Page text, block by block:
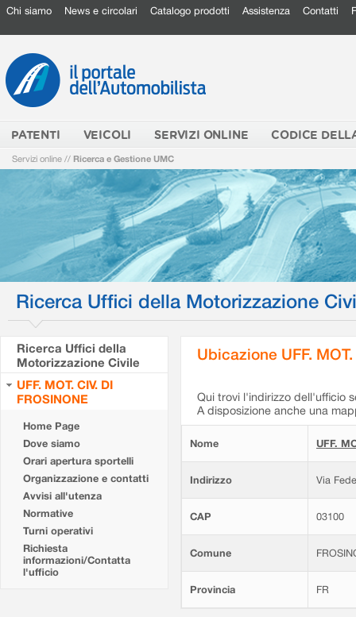
Chi siamo News e circolari Catalogo prodotti Assistenza Contatti
PATENTI VEICOLI SERVIZI ONLINE CODICE
Servizi online // Ricerca e Gestione UMC
Ricerca Uffici della Motorizzazione
Ricerca Uffici della
Motorizzazione Civile
UFF. MOT. CIV. DI
FROSINONE
Home Page
Dove siamo
Orari apertura sportelli
Organizzazione e contatti
Avvisi all'utenza
Normative
Turni operativi
Richiesta
informazioni/Contatta
l'ufficio
Ubicazione UFF.
Qui trovi l'indirizzo dell'ufficio
A disposizione anche una
Nome UFF.
Indirizzo Via
CAP 03100
Comune
Provincia FR